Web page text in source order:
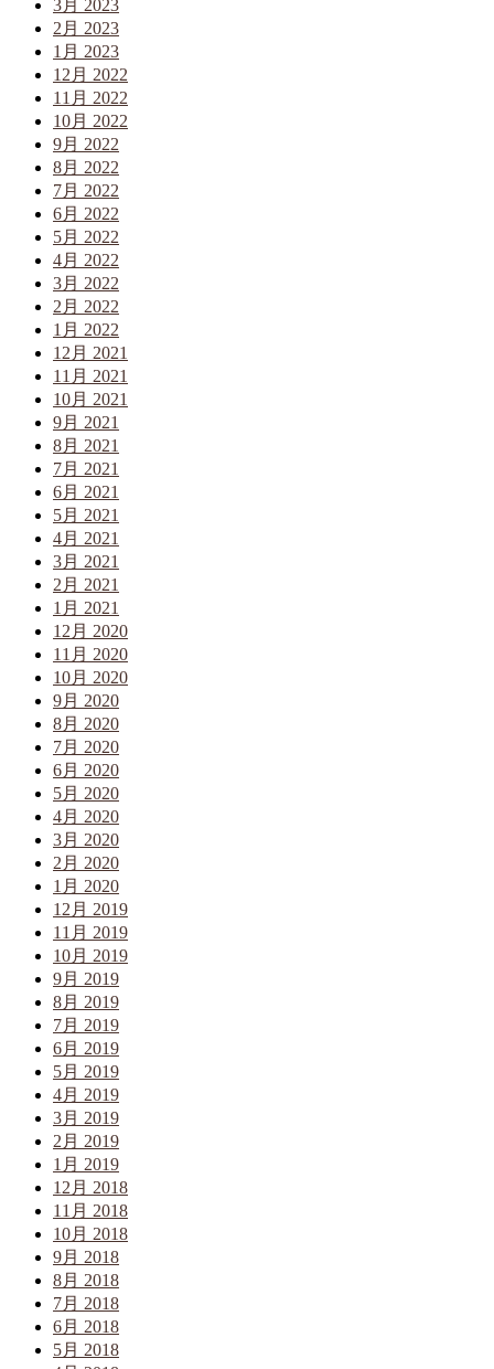
3月 2023
2月 2023
1月 2023
12月 2022
11月 2022
10月 2022
9月 2022
8月 2022
7月 2022
6月 2022
5月 2022
4月 2022
3月 2022
2月 2022
1月 2022
12月 2021
11月 2021
10月 2021
9月 2021
8月 2021
7月 2021
6月 2021
5月 2021
4月 2021
3月 2021
2月 2021
1月 2021
12月 2020
11月 2020
10月 2020
9月 2020
8月 2020
7月 2020
6月 2020
5月 2020
4月 2020
3月 2020
2月 2020
1月 2020
12月 2019
11月 2019
10月 2019
9月 2019
8月 2019
7月 2019
6月 2019
5月 2019
4月 2019
3月 2019
2月 2019
1月 2019
12月 2018
11月 2018
10月 2018
9月 2018
8月 2018
7月 2018
6月 2018
5月 2018